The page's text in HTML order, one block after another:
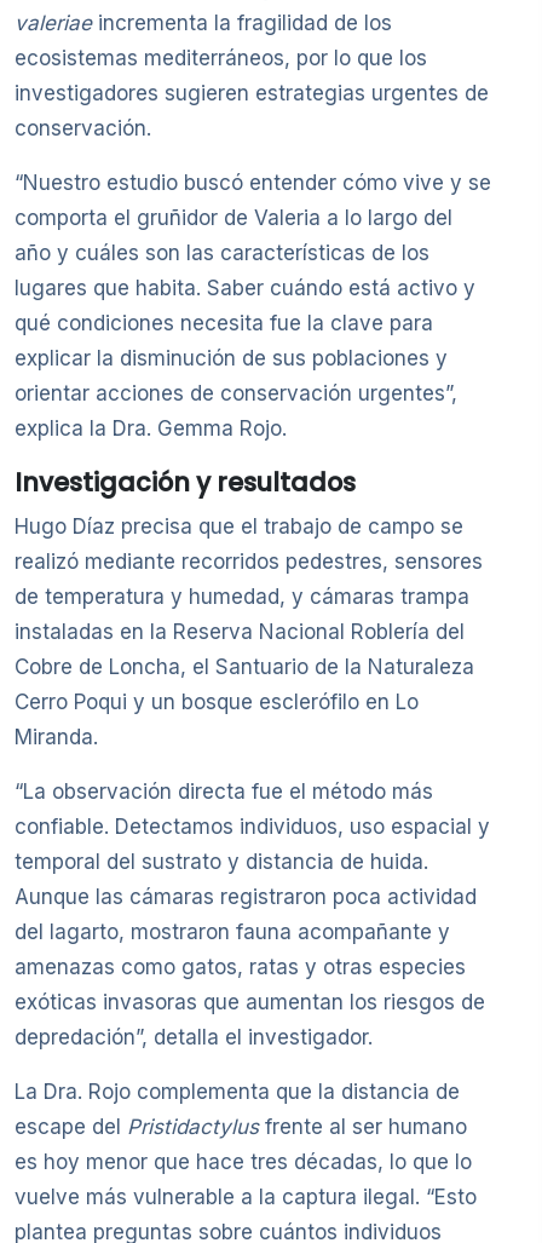
valeriaeincrementa la fragilidad de los
ecosistemas mediterráneos, por lo que los
investigadores sugieren estrategias urgentes de
conservación.
“Nuestro estudio buscó entender cómo vive y se
comporta el gruñidor de Valeria a lo largo del
año y cuáles son las características de los
lugares que habita. Saber cuándo está activo y
qué condiciones necesita fue la clave para
explicar la disminución de sus poblaciones y
orientar acciones de conservación urgentes”,
explica la Dra. Gemma Rojo.
Investigación y resultados
Hugo Díaz precisa que el trabajo de campo se
realizó mediante recorridos pedestres, sensores
de temperatura y humedad, y cámaras trampa
instaladas en la Reserva Nacional Roblería del
Cobre de Loncha, el Santuario de la Naturaleza
Cerro Poqui y un bosque esclerófilo en Lo
Miranda.
“La observación directa fue el método más
confiable. Detectamos individuos, uso espacial y
temporal del sustrato y distancia de huida.
Aunque las cámaras registraron poca actividad
del lagarto, mostraron fauna acompañante y
amenazas como gatos, ratas y otras especies
exóticas invasoras que aumentan los riesgos de
depredación”, detalla el investigador.
La Dra. Rojo complementa que la distancia de
escape del Pristidactylusfrente al ser humano
es hoy menor que hace tres décadas, lo que lo
vuelve más vulnerable a la captura ilegal. “Esto
plantea preguntas sobre cuántos individuos